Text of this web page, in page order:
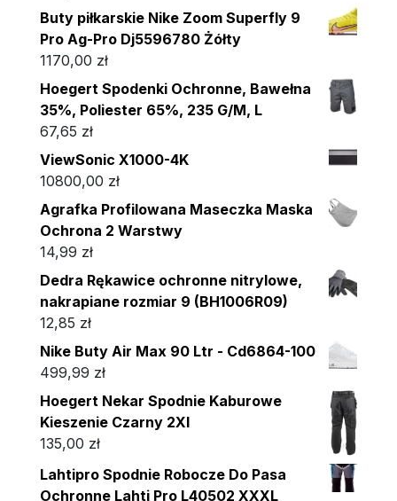
Buty piłkarskie Nike Zoom Superfly 9
Pro Ag-Pro Dj5596780 Żółty
1170,00 zł
Hoegert Spodenki Ochronne, Bawełna
35%, Poliester 65%, 235 G/M, L
67,65 zł
ViewSonic X1000-4K
10800,00 zł
Agrafka Profilowana Maseczka Maska
Ochrona 2 Warstwy
14,99 zł
Dedra Rękawice ochronne nitrylowe,
nakrapiane rozmiar 9 (BH1006R09)
12,85 zł
Nike Buty Air Max 90 Ltr - Cd6864-100
499,99 zł
Hoegert Nekar Spodnie Kaburowe
Kieszenie Czarny 2Xl
135,00 zł
Lahtipro Spodnie Robocze Do Pasa
Ochronne Lahti Pro L40502 XXXL